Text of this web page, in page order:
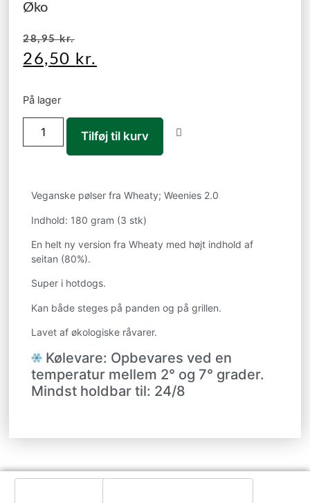
Øko
28,95kr.
26,50 kr.
På lager
Tilføj til kurv
Veganske pølser fra Wheaty; Weenies 2.0
Indhold: 180 gram (3 stk)
En helt ny version fra Wheaty med højt indhold af
seitan (80%).
Super i hotdogs.
Kan både steges på panden og på grillen.
Lavet af økologiske råvarer.
Kølevare: Opbevares ved en
temperatur mellem 2° og 7° grader.
Mindst holdbar til: 24/8